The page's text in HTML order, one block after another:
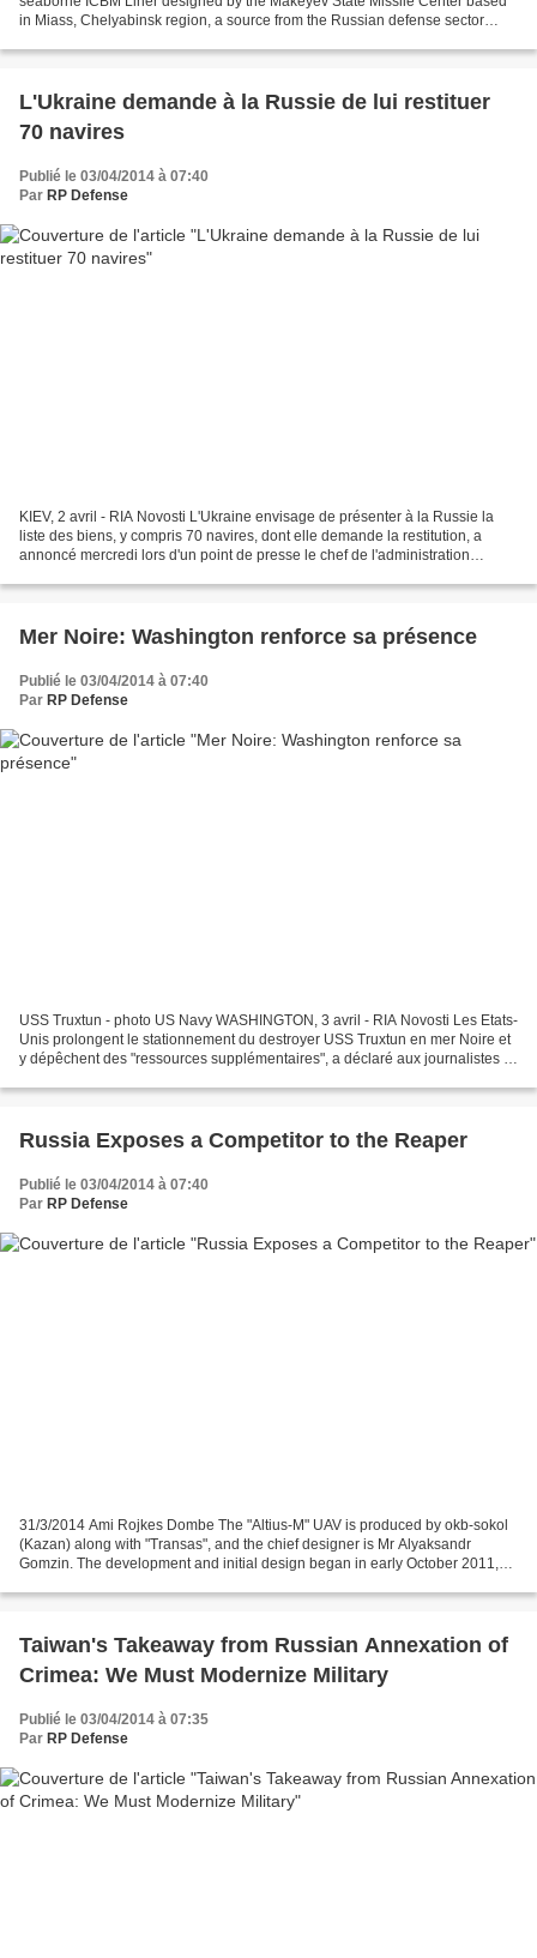
in Miass, Chelyabinsk region, a source from the Russian defense sector
L'Ukraine demande à la Russie de lui restituer
70 navires
Publié le 03/04/2014 à 07:40
Par RP Defense
KIEV, 2 avril - RIA Novosti L'Ukraine envisage de présenter à la Russie la
liste des biens, y compris 70 navires, dont elle demande la restitution, a
annoncé mercredi lors d'un point de presse le chef de l'administration
Mer Noire: Washington renforce sa présence
Publié le 03/04/2014 à 07:40
Par RP Defense
USS Truxtun - photo US Navy WASHINGTON, 3 avril - RIA Novosti Les Etats-
Unis prolongent le stationnement du destroyer USS Truxtun en mer Noire et
y dépêchent des "ressources supplémentaires", a déclaré aux journalistes le
Russia Exposes a Competitor to the Reaper
Publié le 03/04/2014 à 07:40
Par RP Defense
31/3/2014 Ami Rojkes Dombe The "Altius-M" UAV is produced by okb-sokol
(Kazan) along with "Transas", and the chief designer is Mr Alyaksandr
Gomzin. The development and initial design began in early October 2011,
Taiwan's Takeaway from Russian Annexation of
Crimea: We Must Modernize Military
Publié le 03/04/2014 à 07:35
Par RP Defense